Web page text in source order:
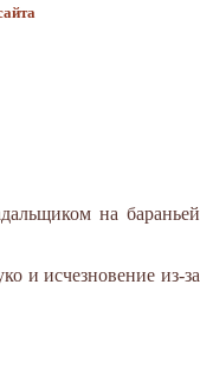
на бараньей
и исчезновение из-за